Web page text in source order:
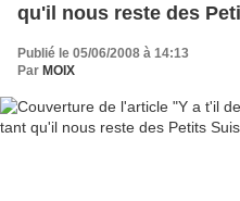
qu'il nous reste des
Publié le 05/06/2008 à 14:13
Par MOIX